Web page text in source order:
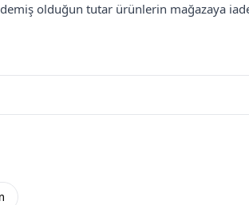
olduğun tutar ürünlerin mağazaya